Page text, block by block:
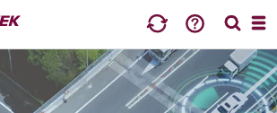
およびデータ収集向け EN 50155認証
ステム「tBOX210」を発表